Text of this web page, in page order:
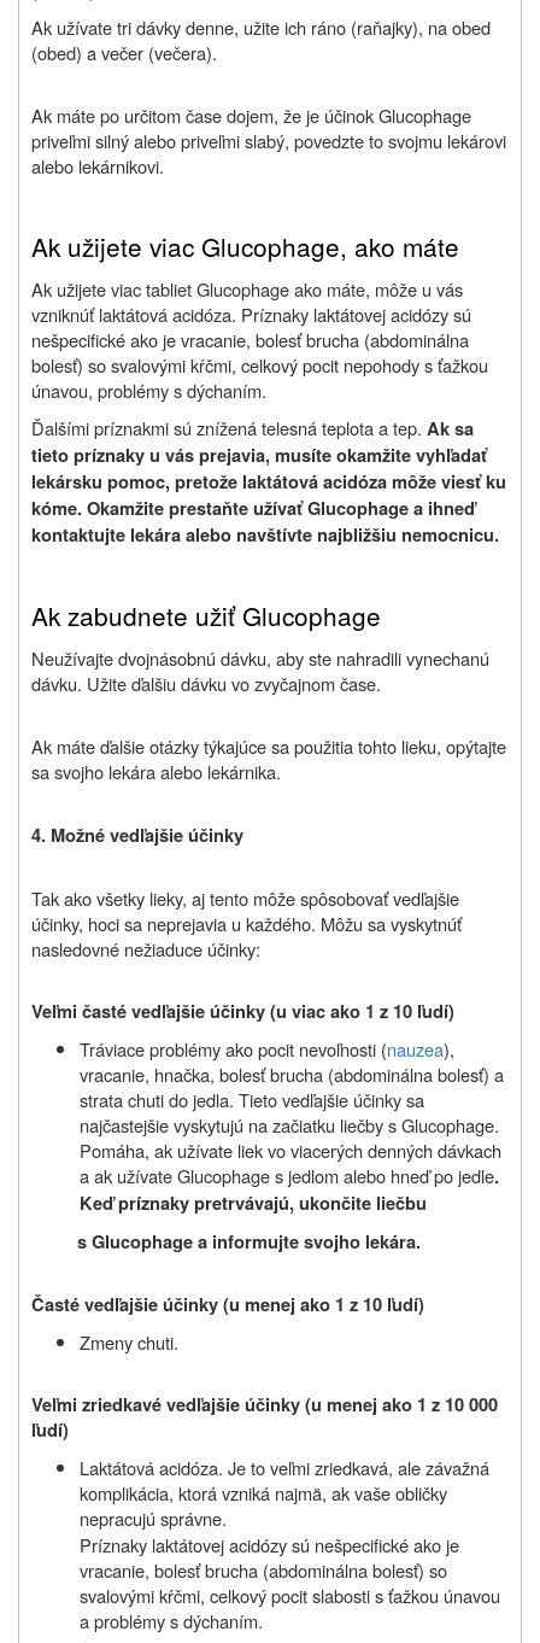
Ak užívate tri dávky denne, užite ich ráno (raňajky), na obed
(obed) a večer (večera).
Ak máte po určitom čase dojem, že je účinok Glucophage
priveľmi silný alebo priveľmi slabý, povedzte to svojmu lekárovi
alebo lekárnikovi.
Ak užijete viac Glucophage, ako máte
Ak užijete viac tabliet Glucophage ako máte, môže u vás
vzniknúť laktátová acidóza. Príznaky laktátovej acidózy sú
nešpecifické ako je vracanie, bolesť brucha (abdominálna
bolesť) so svalovými kŕčmi, celkový pocit nepohody s ťažkou
únavou, problémy s dýchaním.
Ďalšími príznakmi sú znížená telesná teplota a tep. Ak sa
tieto príznaky u vás prejavia, musíte okamžite vyhľadať
lekársku pomoc, pretože laktátová acidóza môže viesť ku
kóme. Okamžite prestaňte užívať Glucophage a ihneď
kontaktujte lekára alebo navštívte najbližšiu nemocnicu.
Ak zabudnete užiť Glucophage
Neužívajte dvojnásobnú dávku, aby ste nahradili vynechanú
dávku. Užite ďalšiu dávku vo zvyčajnom čase.
Ak máte ďalšie otázky týkajúce sa použitia tohto lieku, opýtajte
sa svojho lekára alebo lekárnika.
4. Možné vedľajšie účinky
Tak ako všetky lieky, aj tento môže spôsobovať vedľajšie
účinky, hoci sa neprejavia u každého. Môžu sa vyskytnúť
nasledovné nežiaduce účinky:
Veľmi časté vedľajšie účinky (u viac ako 1 z 10 ľudí)
Tráviace problémy ako pocit nevoľnosti (nauzea),
vracanie, hnačka, bolesť brucha (abdominálna bolesť) a
strata chuti do jedla. Tieto vedľajšie účinky sa
najčastejšie vyskytujú na začiatku liečby s Glucophage.
Pomáha, ak užívate liek vo viacerých denných dávkach
a ak užívate Glucophage s jedlom alebo hneď po jedle.
Keď príznaky pretrvávajú, ukončite liečbu
s Glucophage a informujte svojho lekára.
Časté vedľajšie účinky (u menej ako 1 z 10 ľudí)
Zmeny chuti.
Veľmi zriedkavé vedľajšie účinky (u menej ako 1 z 10 000
ľudí)
Laktátová acidóza. Je to veľmi zriedkavá, ale závažná
komplikácia, ktorá vzniká najmä, ak vaše obličky
nepracujú správne.
Príznaky laktátovej acidózy sú nešpecifické ako je
vracanie, bolesť brucha (abdominálna bolesť) so
svalovými kŕčmi, celkový pocit slabosti s ťažkou únavou
a problémy s dýchaním.